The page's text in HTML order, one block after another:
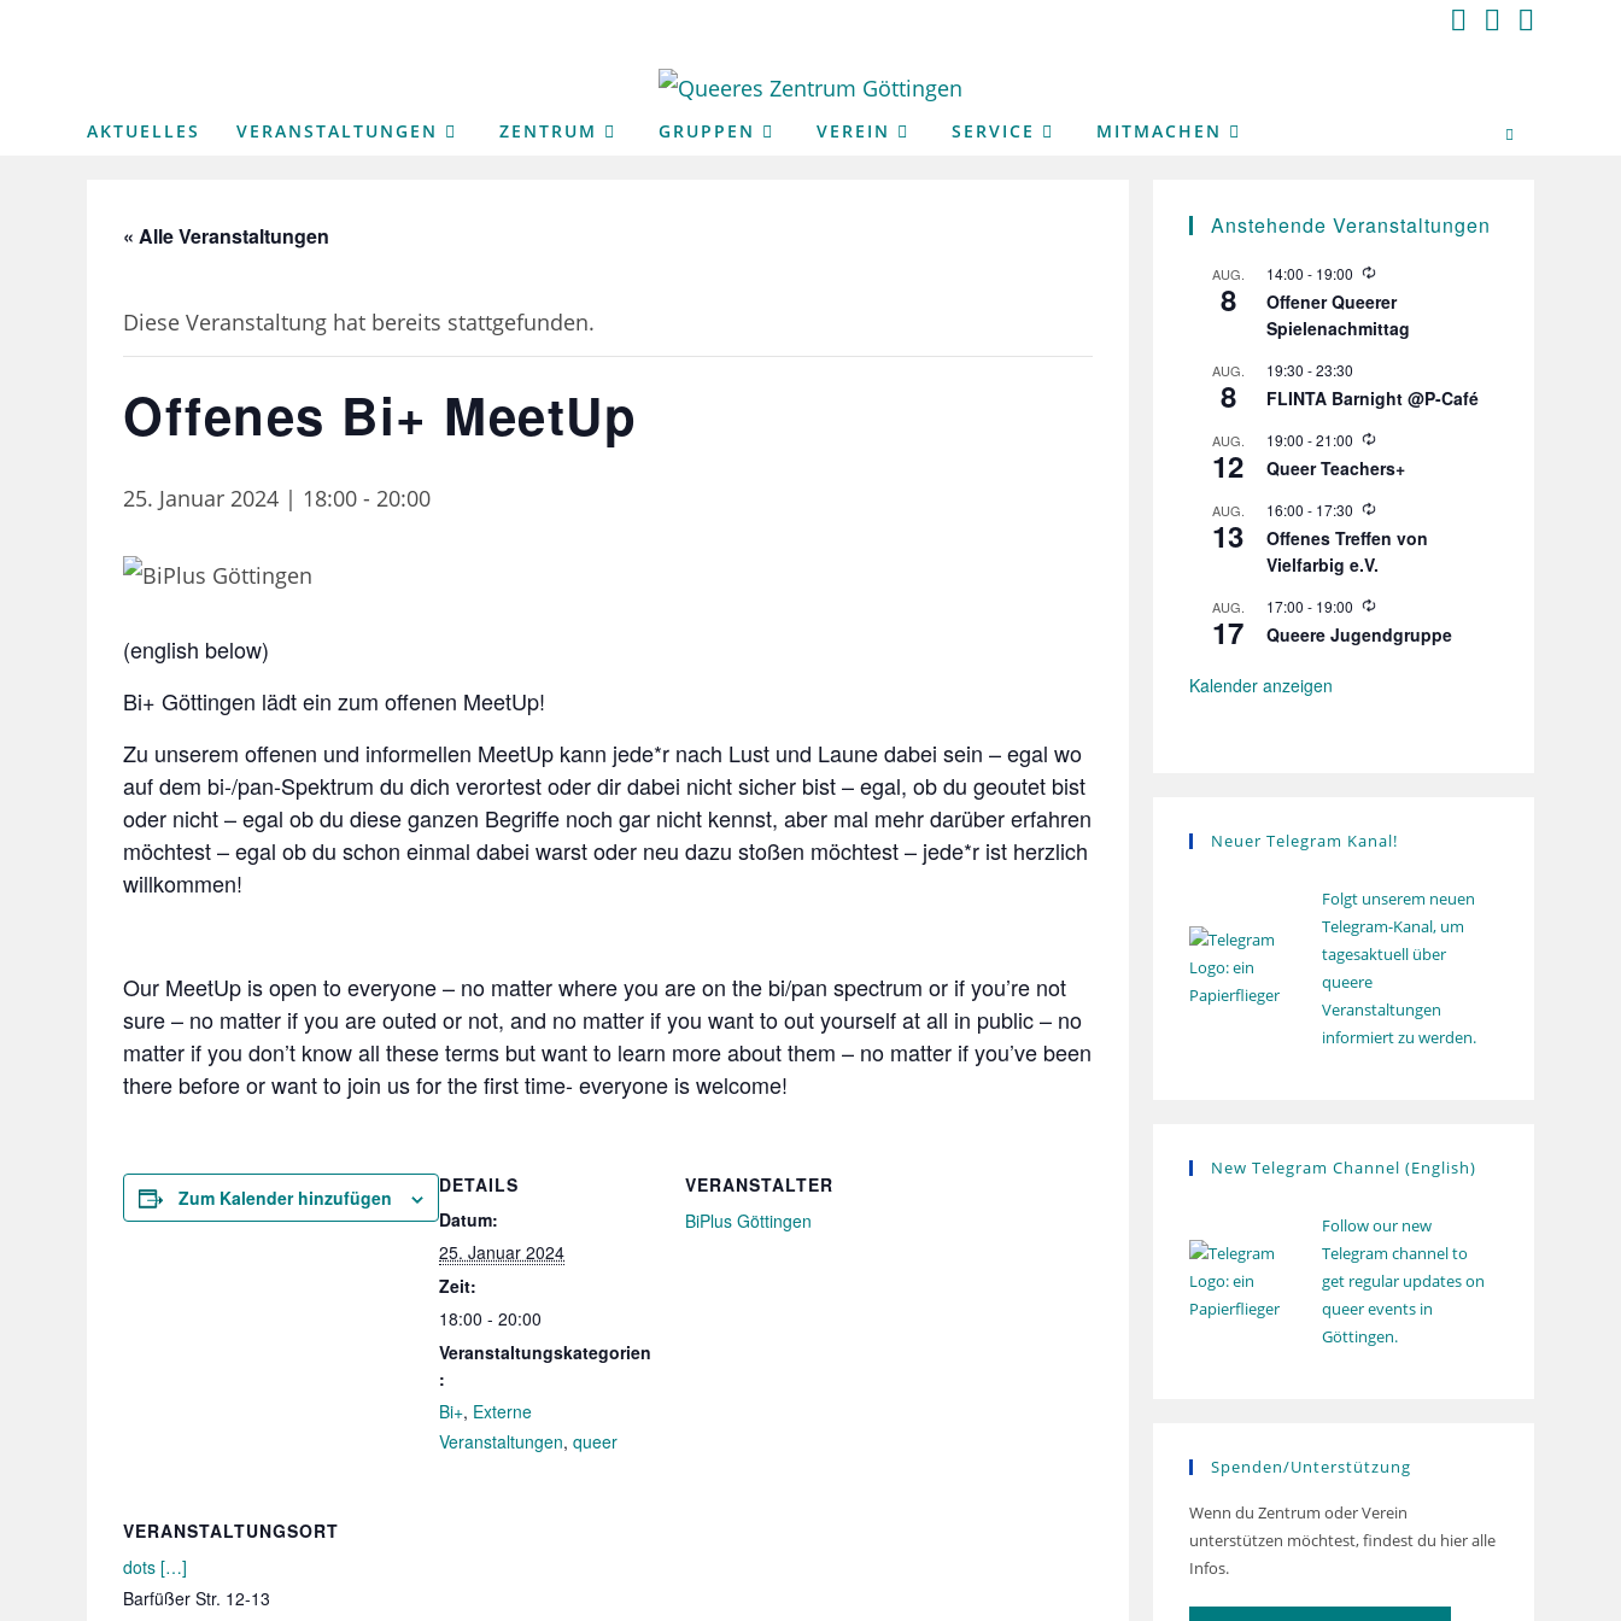
AKTUELLES VERANSTALTUNGEN ZENTRUM GRUPPEN VEREIN SERVICE MITMACHEN
« Alle Veranstaltungen
Diese Veranstaltung hat bereits stattgefunden.
Offenes Bi+ MeetUp
25. Januar 2024 | 18:00 - 20:00
(english below)
Bi+ Göttingen lädt ein zum offenen MeetUp!
Zu unserem offenen und informellen MeetUp kann jede*r nach Lust und Laune dabei sein – egal wo
auf dem bi-/pan-Spektrum du dich verortest oder dir dabei nicht sicher bist – egal, ob du geoutet bist
oder nicht – egal ob du diese ganzen Begriffe noch gar nicht kennst, aber mal mehr darüber erfahren
möchtest – egal ob du schon einmal dabei warst oder neu dazu stoßen möchtest – jede*r ist herzlich
willkommen!
Our MeetUp is open to everyone – no matter where you are on the bi/pan spectrum or if you’re not
sure – no matter if you are outed or not, and no matter if you want to out yourself at all in public – no
matter if you don’t know all these terms but want to learn more about them – no matter if you’ve been
there before or want to join us for the first time- everyone is welcome!
Zum Kalender hinzufügen
DETAILS
Datum:
25. Januar 2024
Zeit:
18:00 - 20:00
Veranstaltungskategorien
:
Bi+, Externe
Veranstaltungen, queer
VERANSTALTER
BiPlus Göttingen
VERANSTALTUNGSORT
dots […]
Barfüßer Str. 12-13
Anstehende Veranstaltungen
AUG.
8
14:00 - 19:00
W
e
d
o
u
n
Offener Queerer
Spielenachmittag
AUG.
8
19:30 -23:30
FLINTA Barnight @P-Café
AUG.
12
19:00 -21:00
W
e
e
r
o
u
n
Queer Teachers+
AUG.
13
16:00 - 17:30
W
e
d
r
o
Offenes Treffen von
Vielfarbig e.V.
AUG.
17
17:00 - 19:00
W
e
Queere Jugendgruppe
Kalender anzeigen
Neuer Telegram Kanal!
Folgt unserem neuen
Telegram-Kanal, um
tagesaktuell über
queere
Veranstaltungen
informiert zu werden.
New Telegram Channel (English)
Follow our new
Telegram channel to
get regular updates on
queer events in
Göttingen.
Spenden/Unterstützung
Wenn du Zentrum oder Verein
unterstützen möchtest, findest du hier alle
Infos.